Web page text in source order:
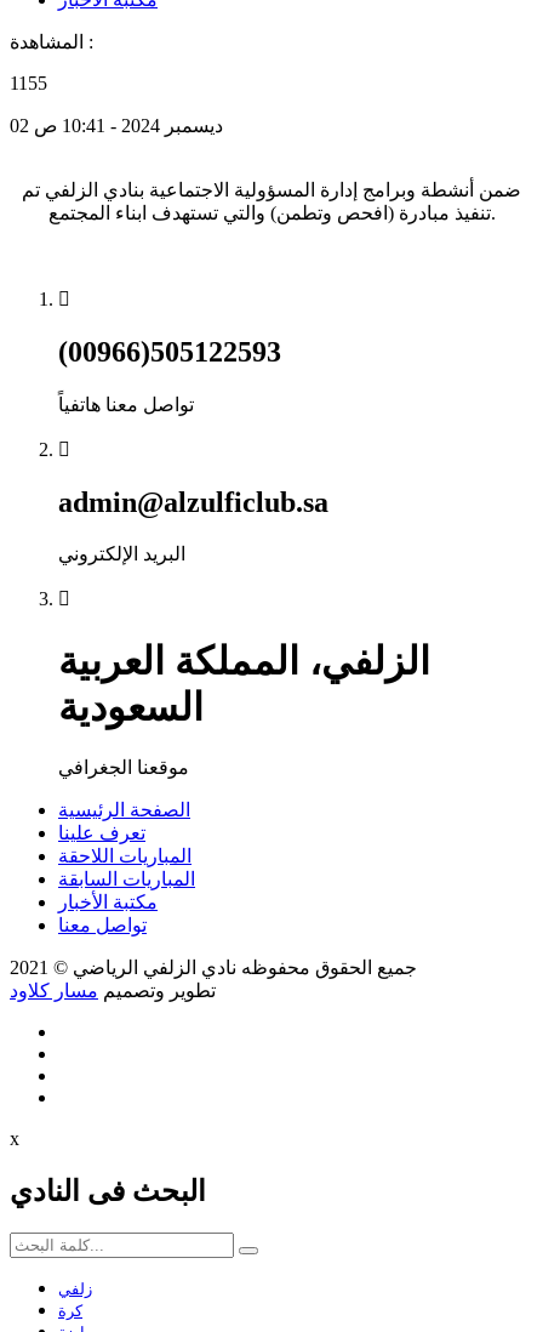
المشاهدة :
1155
02 ديسمبر 2024 - 10:41 ص
ضمن أنشطة وبرامج إدارة المسؤولية الاجتماعية بنادي الزلفي تم
تنفيذ مبادرة (افحص وتطمن) والتي تستهدف ابناء المجتمع.
(00966)505122593
تواصل معنا هاتفياً
admin@alzulficlub.sa
البريد الإلكتروني
الزلفي، المملكة العربية
السعودية
موقعنا الجغرافي
الصفحة الرئيسية
تعرف علينا
المباريات اللاحقة
المباريات السابقة
مكتبة الأخبار
تواصل معنا
جميع الحقوق محفوظه نادي الزلفي الرياضي © 2021
تطوير وتصميم مسار كلاود
x
البحث فى النادي
زلفي
كرة